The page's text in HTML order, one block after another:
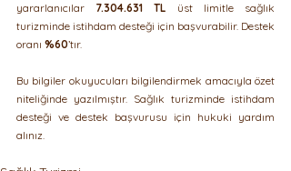
yararlanıcılar 7.304.631 TL üst limitle sağlık
turizminde istihdam desteği için başvurabilir. Destek
oranı %60’tır.
Bu bilgiler okuyucuları bilgilendirmek amacıyla özet
niteliğinde yazılmıştır. Sağlık turizminde istihdam
desteği ve destek başvurusu için hukuki yardım
alınız.